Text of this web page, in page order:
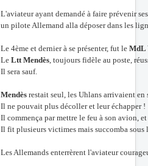
L'aviateur ayant demandé à faire prévenir
un pilote Allemand alla déposer dans les
Le 4ème et dernier à se présenter, fut le MdL
Le Ltt Mendès, toujours fidèle au poste,
Il sera sauf.
Mendès restait seul, les Uhlans arrivaient
Il ne pouvait plus décoller et leur échapper !
Il commença par mettre le feu à son avion,
Il fit plusieurs victimes mais succomba sous
Les Allemands enterrèrent l'aviateur